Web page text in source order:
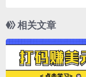
相关文章